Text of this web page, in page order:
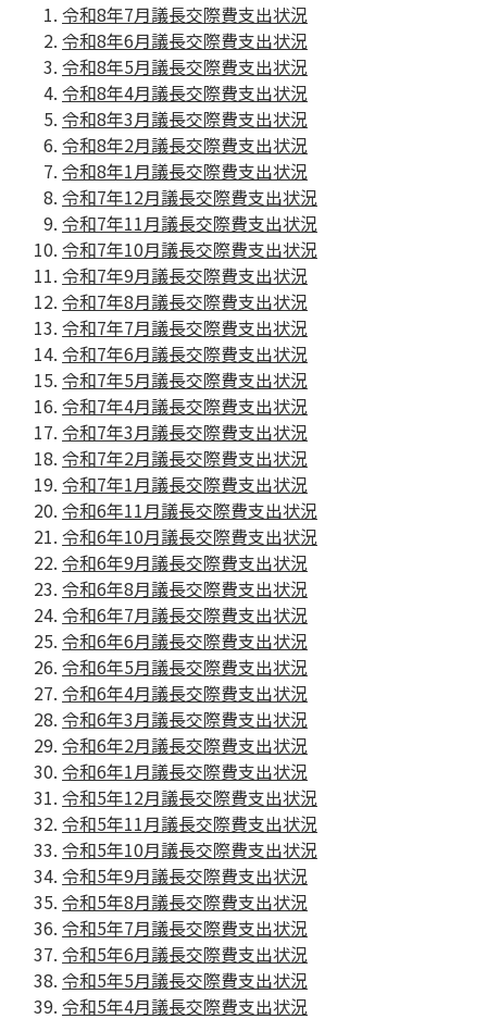
令和8年7月議長交際費支出状況
令和8年6月議長交際費支出状況
令和8年5月議長交際費支出状況
令和8年4月議長交際費支出状況
令和8年3月議長交際費支出状況
令和8年2月議長交際費支出状況
令和8年1月議長交際費支出状況
令和7年12月議長交際費支出状況
令和7年11月議長交際費支出状況
令和7年10月議長交際費支出状況
令和7年9月議長交際費支出状況
令和7年8月議長交際費支出状況
令和7年7月議長交際費支出状況
令和7年6月議長交際費支出状況
令和7年5月議長交際費支出状況
令和7年4月議長交際費支出状況
令和7年3月議長交際費支出状況
令和7年2月議長交際費支出状況
令和7年1月議長交際費支出状況
令和6年11月議長交際費支出状況
令和6年10月議長交際費支出状況
令和6年9月議長交際費支出状況
令和6年8月議長交際費支出状況
令和6年7月議長交際費支出状況
令和6年6月議長交際費支出状況
令和6年5月議長交際費支出状況
令和6年4月議長交際費支出状況
令和6年3月議長交際費支出状況
令和6年2月議長交際費支出状況
令和6年1月議長交際費支出状況
令和5年12月議長交際費支出状況
令和5年11月議長交際費支出状況
令和5年10月議長交際費支出状況
令和5年9月議長交際費支出状況
令和5年8月議長交際費支出状況
令和5年7月議長交際費支出状況
令和5年6月議長交際費支出状況
令和5年5月議長交際費支出状況
令和5年4月議長交際費支出状況